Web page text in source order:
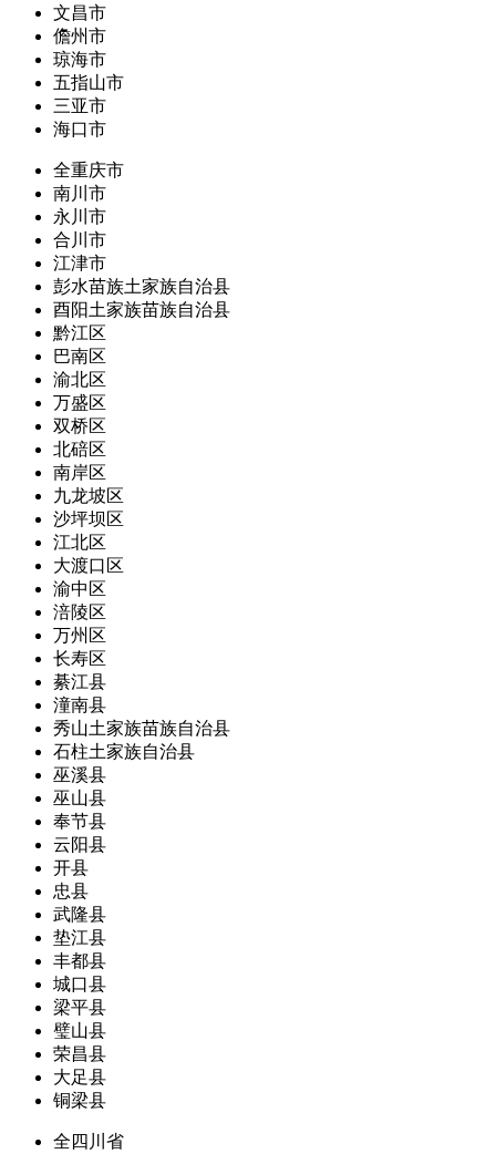
文昌市
儋州市
琼海市
五指山市
三亚市
海口市
全重庆市
南川市
永川市
合川市
江津市
彭水苗族土家族自治县
酉阳土家族苗族自治县
黔江区
巴南区
渝北区
万盛区
双桥区
北碚区
南岸区
九龙坡区
沙坪坝区
江北区
大渡口区
渝中区
涪陵区
万州区
长寿区
綦江县
潼南县
秀山土家族苗族自治县
石柱土家族自治县
巫溪县
巫山县
奉节县
云阳县
开县
忠县
武隆县
垫江县
丰都县
城口县
梁平县
璧山县
荣昌县
大足县
铜梁县
全四川省